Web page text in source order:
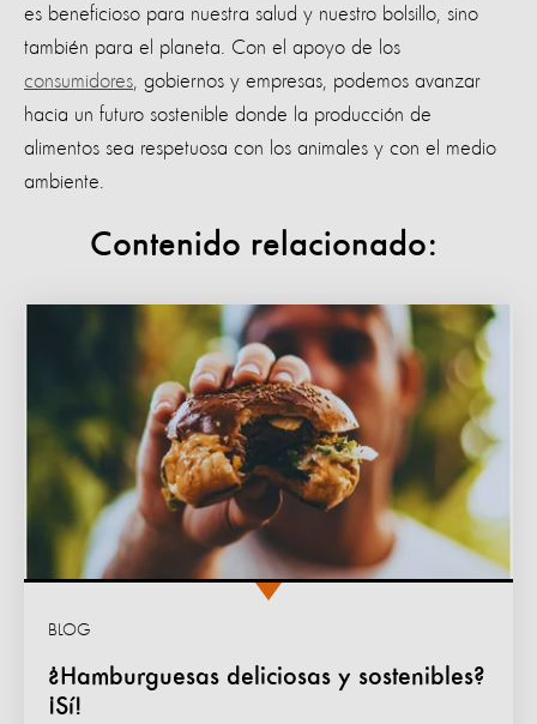
es beneficioso para nuestra salud y nuestro bolsillo, sino
también para el planeta. Con el apoyo de los
consumidores , gobiernos y empresas, podemos avanzar
hacia un futuro sostenible donde la producción de
alimentos sea respetuosa con los animales y con el medio
ambiente.
Contenido relacionado:
¿Hamburguesas deliciosas y sostenibles?
¡Sí!
BLOG